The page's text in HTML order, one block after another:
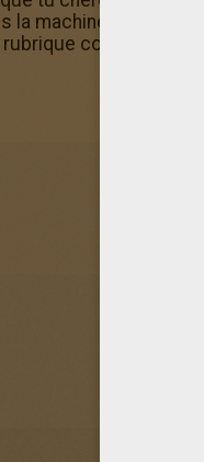
la machine à colorier
coloriage. Va-